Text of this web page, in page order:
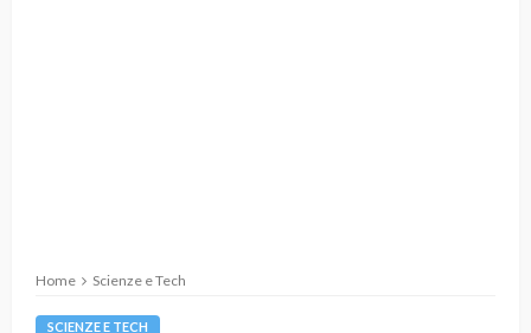
Home Scienze e Tech
SCIENZE E TECH